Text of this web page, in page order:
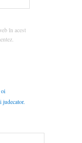
în acest
judecator.